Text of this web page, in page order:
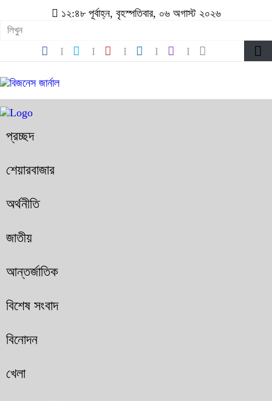
১২:৪৮ পূর্বাহ্ন, বৃহস্পতিবার, ০৬ অগাস্ট ২০২৬
প্রচ্ছদ
শেয়ারবাজার
অর্থনীতি
জাতীয়
আন্তর্জাতিক
বিশেষ সংবাদ
বিনোদন
খেলা